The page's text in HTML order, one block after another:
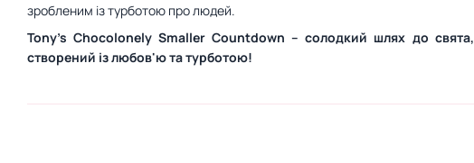
зробленим із турботою про людей.
Tony's Chocolonely Smaller Countdown – солодкий шлях до свята,
створений із любов'ю та турботою!